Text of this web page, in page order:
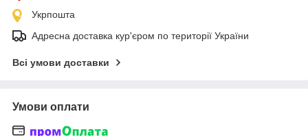
Укрпошта
Адресна доставка кур'єром по території України
Всі умови доставки
Умови оплати